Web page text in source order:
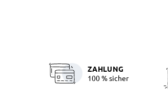
ZAHLUNG
100 % sicher